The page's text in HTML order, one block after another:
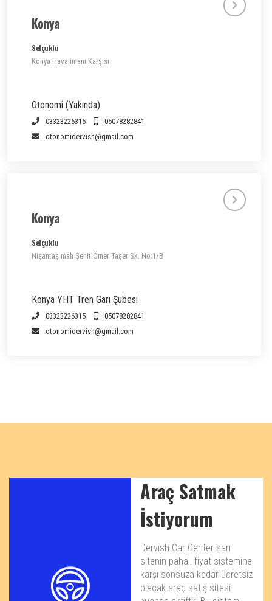
Konya
Selçuklu
Konya Havalimanı Karşısı
Otonomi (Yakında)
03323226315
05078282841
otonomidervish@gmail.com
Konya
Selçuklu
Nişantaş mah Şehit Ömer Taşer Sk. No:1/B
Konya YHT Tren Garı Şubesi
03323226315
05078282841
otonomidervish@gmail.com
Araç Satmak
İstiyorum
Dervish Car Center sarı
sitenin pahalı fiyat sistemine
karşı sonsuza kadar ücretsiz
olacak araç satış sitesi